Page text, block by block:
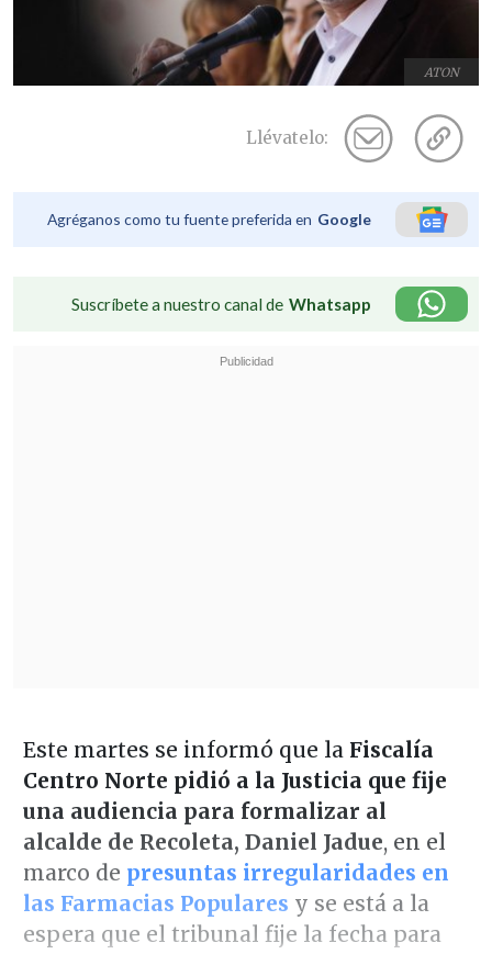
ATON
Llévatelo:
Agréganos como tu fuente preferida en Google
Suscríbete a nuestro canal de Whatsapp
Este martes se informó que la Fiscalía
Centro Norte pidió a la Justicia que fije
una audiencia para formalizar al
alcalde de Recoleta, Daniel Jadue, en el
marco de presuntas irregularidades en
las Farmacias Populares y se está a la
espera que el tribunal fije la fecha para